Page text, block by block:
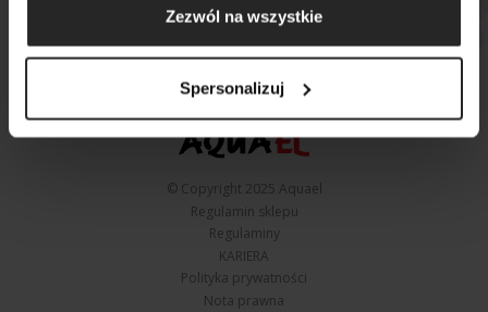
Zezwól na wszystkie
Spersonalizuj
© Copyright 2025 Aquael
Regulamin sklepu
Regulaminy
KARIERA
Polityka prywatności
Nota prawna